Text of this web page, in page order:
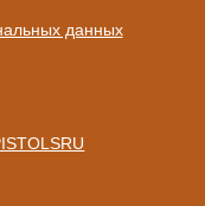
данных